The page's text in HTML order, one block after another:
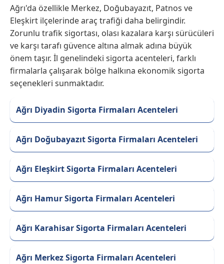
Ağrı'da özellikle Merkez, Doğubayazıt, Patnos ve
Eleşkirt ilçelerinde araç trafiği daha belirgindir.
Zorunlu trafik sigortası, olası kazalara karşı sürücüleri
ve karşı tarafı güvence altına almak adına büyük
önem taşır. İl genelindeki sigorta acenteleri, farklı
firmalarla çalışarak bölge halkına ekonomik sigorta
seçenekleri sunmaktadır.
Ağrı Diyadin Sigorta Firmaları Acenteleri
Ağrı Doğubayazıt Sigorta Firmaları Acenteleri
Ağrı Eleşkirt Sigorta Firmaları Acenteleri
Ağrı Hamur Sigorta Firmaları Acenteleri
Ağrı Karahisar Sigorta Firmaları Acenteleri
Ağrı Merkez Sigorta Firmaları Acenteleri